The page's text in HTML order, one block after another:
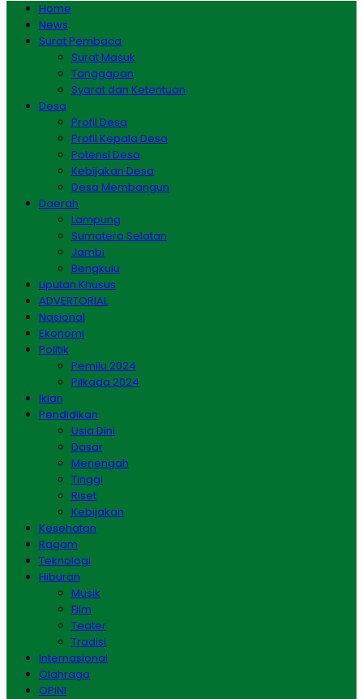
Home
News
Surat Pembaca
Surat Masuk
Tanggapan
Syarat dan Ketentuan
Desa
Profil Desa
Profil Kepala Desa
Potensi Desa
Kebijakan Desa
Desa Membangun
Daerah
Lampung
Sumatera Selatan
Jambi
Bengkulu
Liputan Khusus
ADVERTORIAL
Nasional
Ekonomi
Politik
Pemilu 2024
Pilkada 2024
Iklan
Pendidikan
Usia Dini
Dasar
Menengah
Tinggi
Riset
Kebijakan
Kesehatan
Ragam
Teknologi
Hiburan
Musik
Film
Teater
Tradisi
Internasional
Olahraga
OPINI